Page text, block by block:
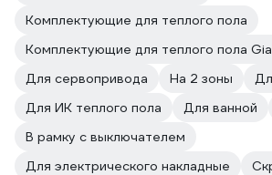
Комплектующие для теплого пола
Комплектующие для теплого пола
Для сервопривода
На 2 зоны
Для ИК теплого пола
Для ванной
В рамку с выключателем
Для электрического накладные